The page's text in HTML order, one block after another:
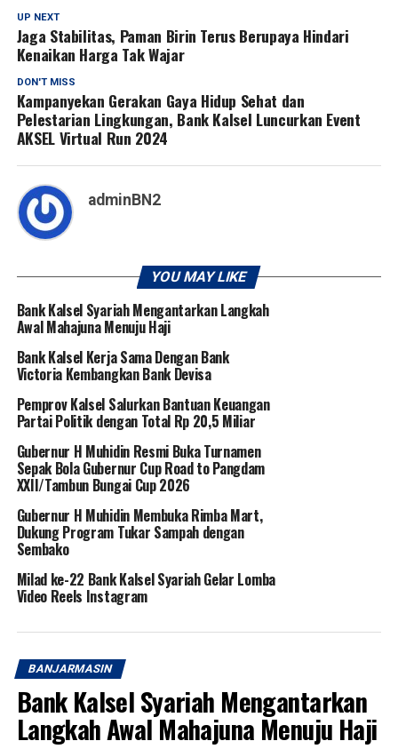
UP NEXT
Jaga Stabilitas, Paman Birin Terus Berupaya Hindari
Kenaikan Harga Tak Wajar
DON'T MISS
Kampanyekan Gerakan Gaya Hidup Sehat dan
Pelestarian Lingkungan, Bank Kalsel Luncurkan Event
AKSEL Virtual Run 2024
adminBN2
YOU MAY LIKE
Bank Kalsel Syariah Mengantarkan Langkah
Awal Mahajuna Menuju Haji
Bank Kalsel Kerja Sama Dengan Bank
Victoria Kembangkan Bank Devisa
Pemprov Kalsel Salurkan Bantuan Keuangan
Partai Politik dengan Total Rp 20,5 Miliar
Gubernur H Muhidin Resmi Buka Turnamen
Sepak Bola Gubernur Cup Road to Pangdam
XXII/Tambun Bungai Cup 2026
Gubernur H Muhidin Membuka Rimba Mart,
Dukung Program Tukar Sampah dengan
Sembako
Milad ke-22 Bank Kalsel Syariah Gelar Lomba
Video Reels Instagram
BANJARMASIN
Bank Kalsel Syariah Mengantarkan
Langkah Awal Mahajuna Menuju Haji